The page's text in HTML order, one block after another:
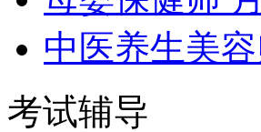
中医养生美
考试辅导